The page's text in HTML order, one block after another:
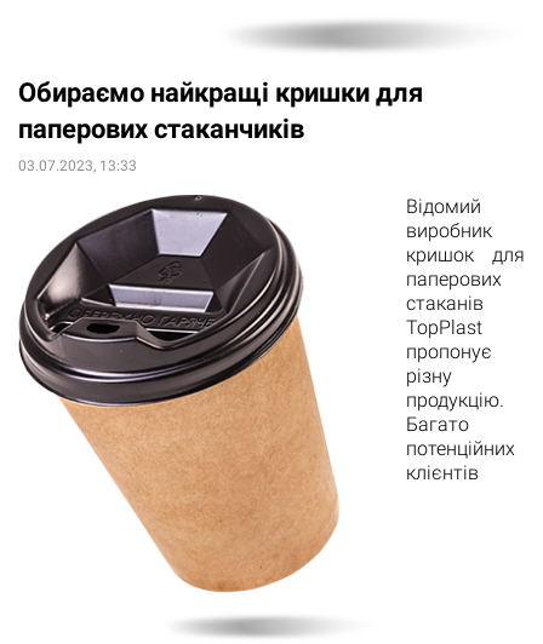
Обираємо найкращі кришки для
паперових стаканчиків
03.07.2023, 13:33
Відомий
виробник
кришок для
паперових
стаканів
TopPlast
пропонує
різну
продукцію.
Багато
потенційних
клієнтів